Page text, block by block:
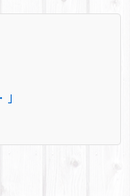
｣